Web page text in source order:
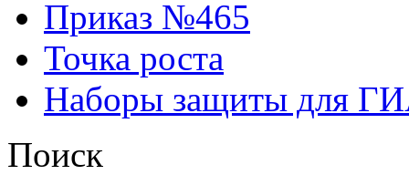
Приказ №465
Точка роста
Наборы защиты для
Поиск